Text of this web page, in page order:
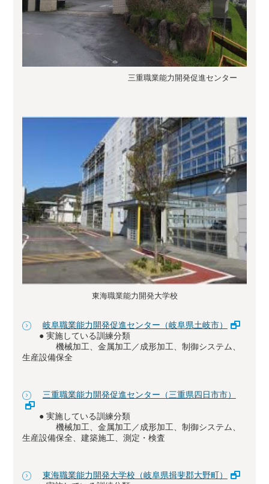
三重職業能力開発促進センター
東海職業能力開発大学校
岐阜職業能力開発促進センター（岐阜県土岐市）
● 実施している訓練分類
機械加工、金属加工／成形加工、制御システム、
生産設備保全
三重職業能力開発促進センター（三重県四日市市）
● 実施している訓練分類
機械加工、金属加工／成形加工、制御システム、
生産設備保全、建築施工、測定・検査
東海職業能力開発大学校（岐阜県揖斐郡大野町）